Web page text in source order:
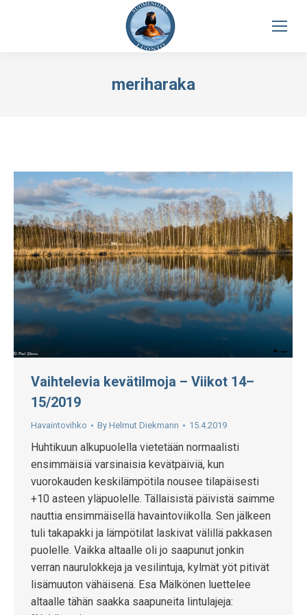
meriharaka
Vaihtelevia kevätilmoja – Viikot 14–
15/2019
Havaintovihko By Helmut Diekmann 15.4.2019
Huhtikuun alkupuolella vietetään normaalisti
ensimmäisiä varsinaisia kevätpäiviä, kun
vuorokauden keskilämpötila nousee tilapäisesti
+10 asteen yläpuolelle. Tällaisistä päivistä saimme
nauttia ensimmäisellä havaintoviikolla. Sen jälkeen
tuli takapakki ja lämpötilat laskivat välillä pakkasen
puolelle. Vaikka altaalle oli jo saapunut jonkin
verran naurulokkeja ja vesilintuja, kylmät yöt pitivät
lisämuuton vähäisenä. Esa Mälkönen luettelee
altaalle tähän saakka saapuneita lintulajeja: